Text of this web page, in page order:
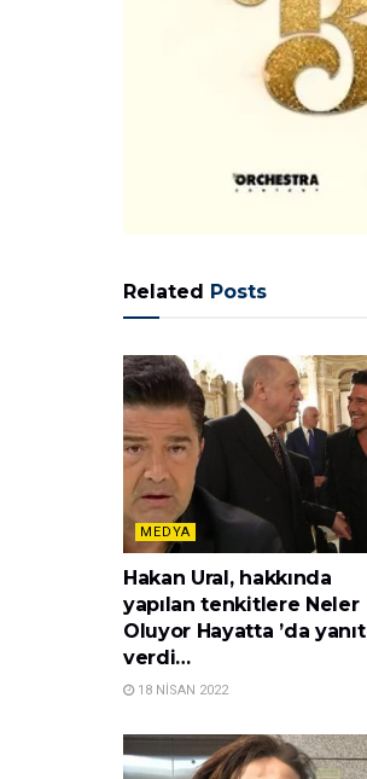
Related Posts
MEDYA
Hakan Ural, hakkında
yapılan tenkitlere Neler
Oluyor Hayatta ’da yanıt
verdi…
18 NISAN 2022